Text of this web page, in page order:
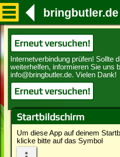
Startbildschirm
Um diese App auf deinem
klicke bitte auf das Symbol
bringbutler.de
Erneut versuchen!
Erneut versuchen!